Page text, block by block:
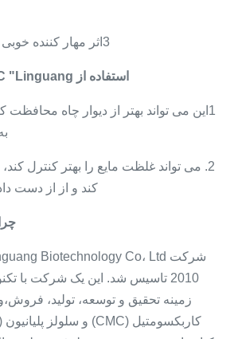
3اثر مهار کننده خوبی در رطوبت شیل دارد.
استفاده از PAC "Linguang" در مایع سیمان:
1این می تواند بهتر از دیوار چاه محافظت
2. می تواند غلظت مایع را بهتر کنترل
کند و از از دست
2010 تاسیس شد. این یک شرکت با
زمینه تحقیق و توسعه، تولید،